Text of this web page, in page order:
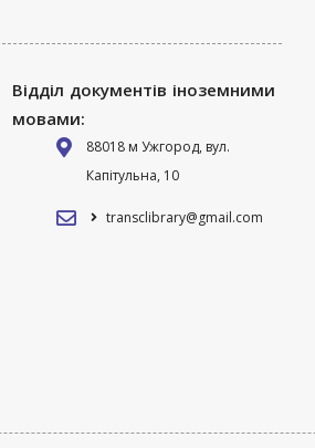
Відділ документів іноземними
мовами:
88018 м Ужгород, вул.
Капітульна, 10
transclibrary@gmail.com